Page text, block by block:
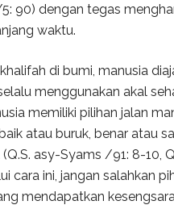
90) dengan tegas
waktu.
di bumi, manusia
menggunakan akal
memiliki pilihan jalan
atau buruk, benar atau
asy-Syams /91: 8-10,
cara ini, jangan salahkan
mendapatkan